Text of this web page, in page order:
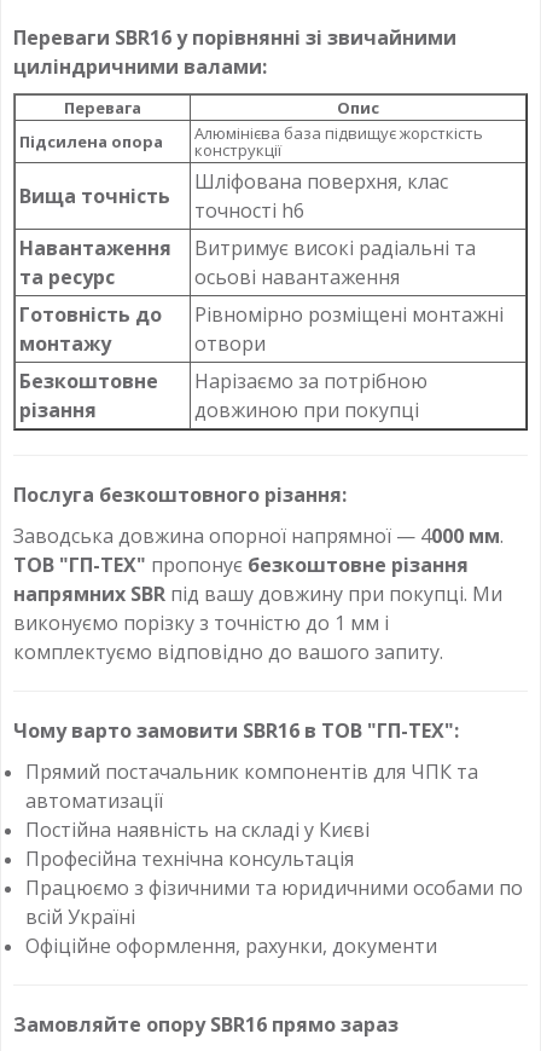
Переваги SBR16 у порівнянні зі звичайними
циліндричними валами:
Перевага
Опис
Підсилена опора
Алюмінієва база підвищує жорсткість
конструкції
Вища точність
Шліфована поверхня, клас
точності h6
Навантаження
та ресурс
Витримує високі радіальні та
осьові навантаження
Готовність до
монтажу
Рівномірно розміщені монтажні
отвори
Безкоштовне
різання
Нарізаємо за потрібною
довжиною при покупці
Послуга безкоштовного різання:
Заводська довжина опорної напрямної — 4000 мм.
ТОВ "ГП-ТЕХ" пропонує безкоштовне різання
напрямних SBR під вашу довжину при покупці. Ми
виконуємо порізку з точністю до 1 мм і
комплектуємо відповідно до вашого запиту.
Чому варто замовити SBR16 в ТОВ "ГП-ТЕХ":
Прямий постачальник компонентів для ЧПК та
автоматизації
Постійна наявність на складі у Києві
Професійна технічна консультація
Працюємо з фізичними та юридичними особами по
всій Україні
Офіційне оформлення, рахунки, документи
Замовляйте опору SBR16 прямо зараз